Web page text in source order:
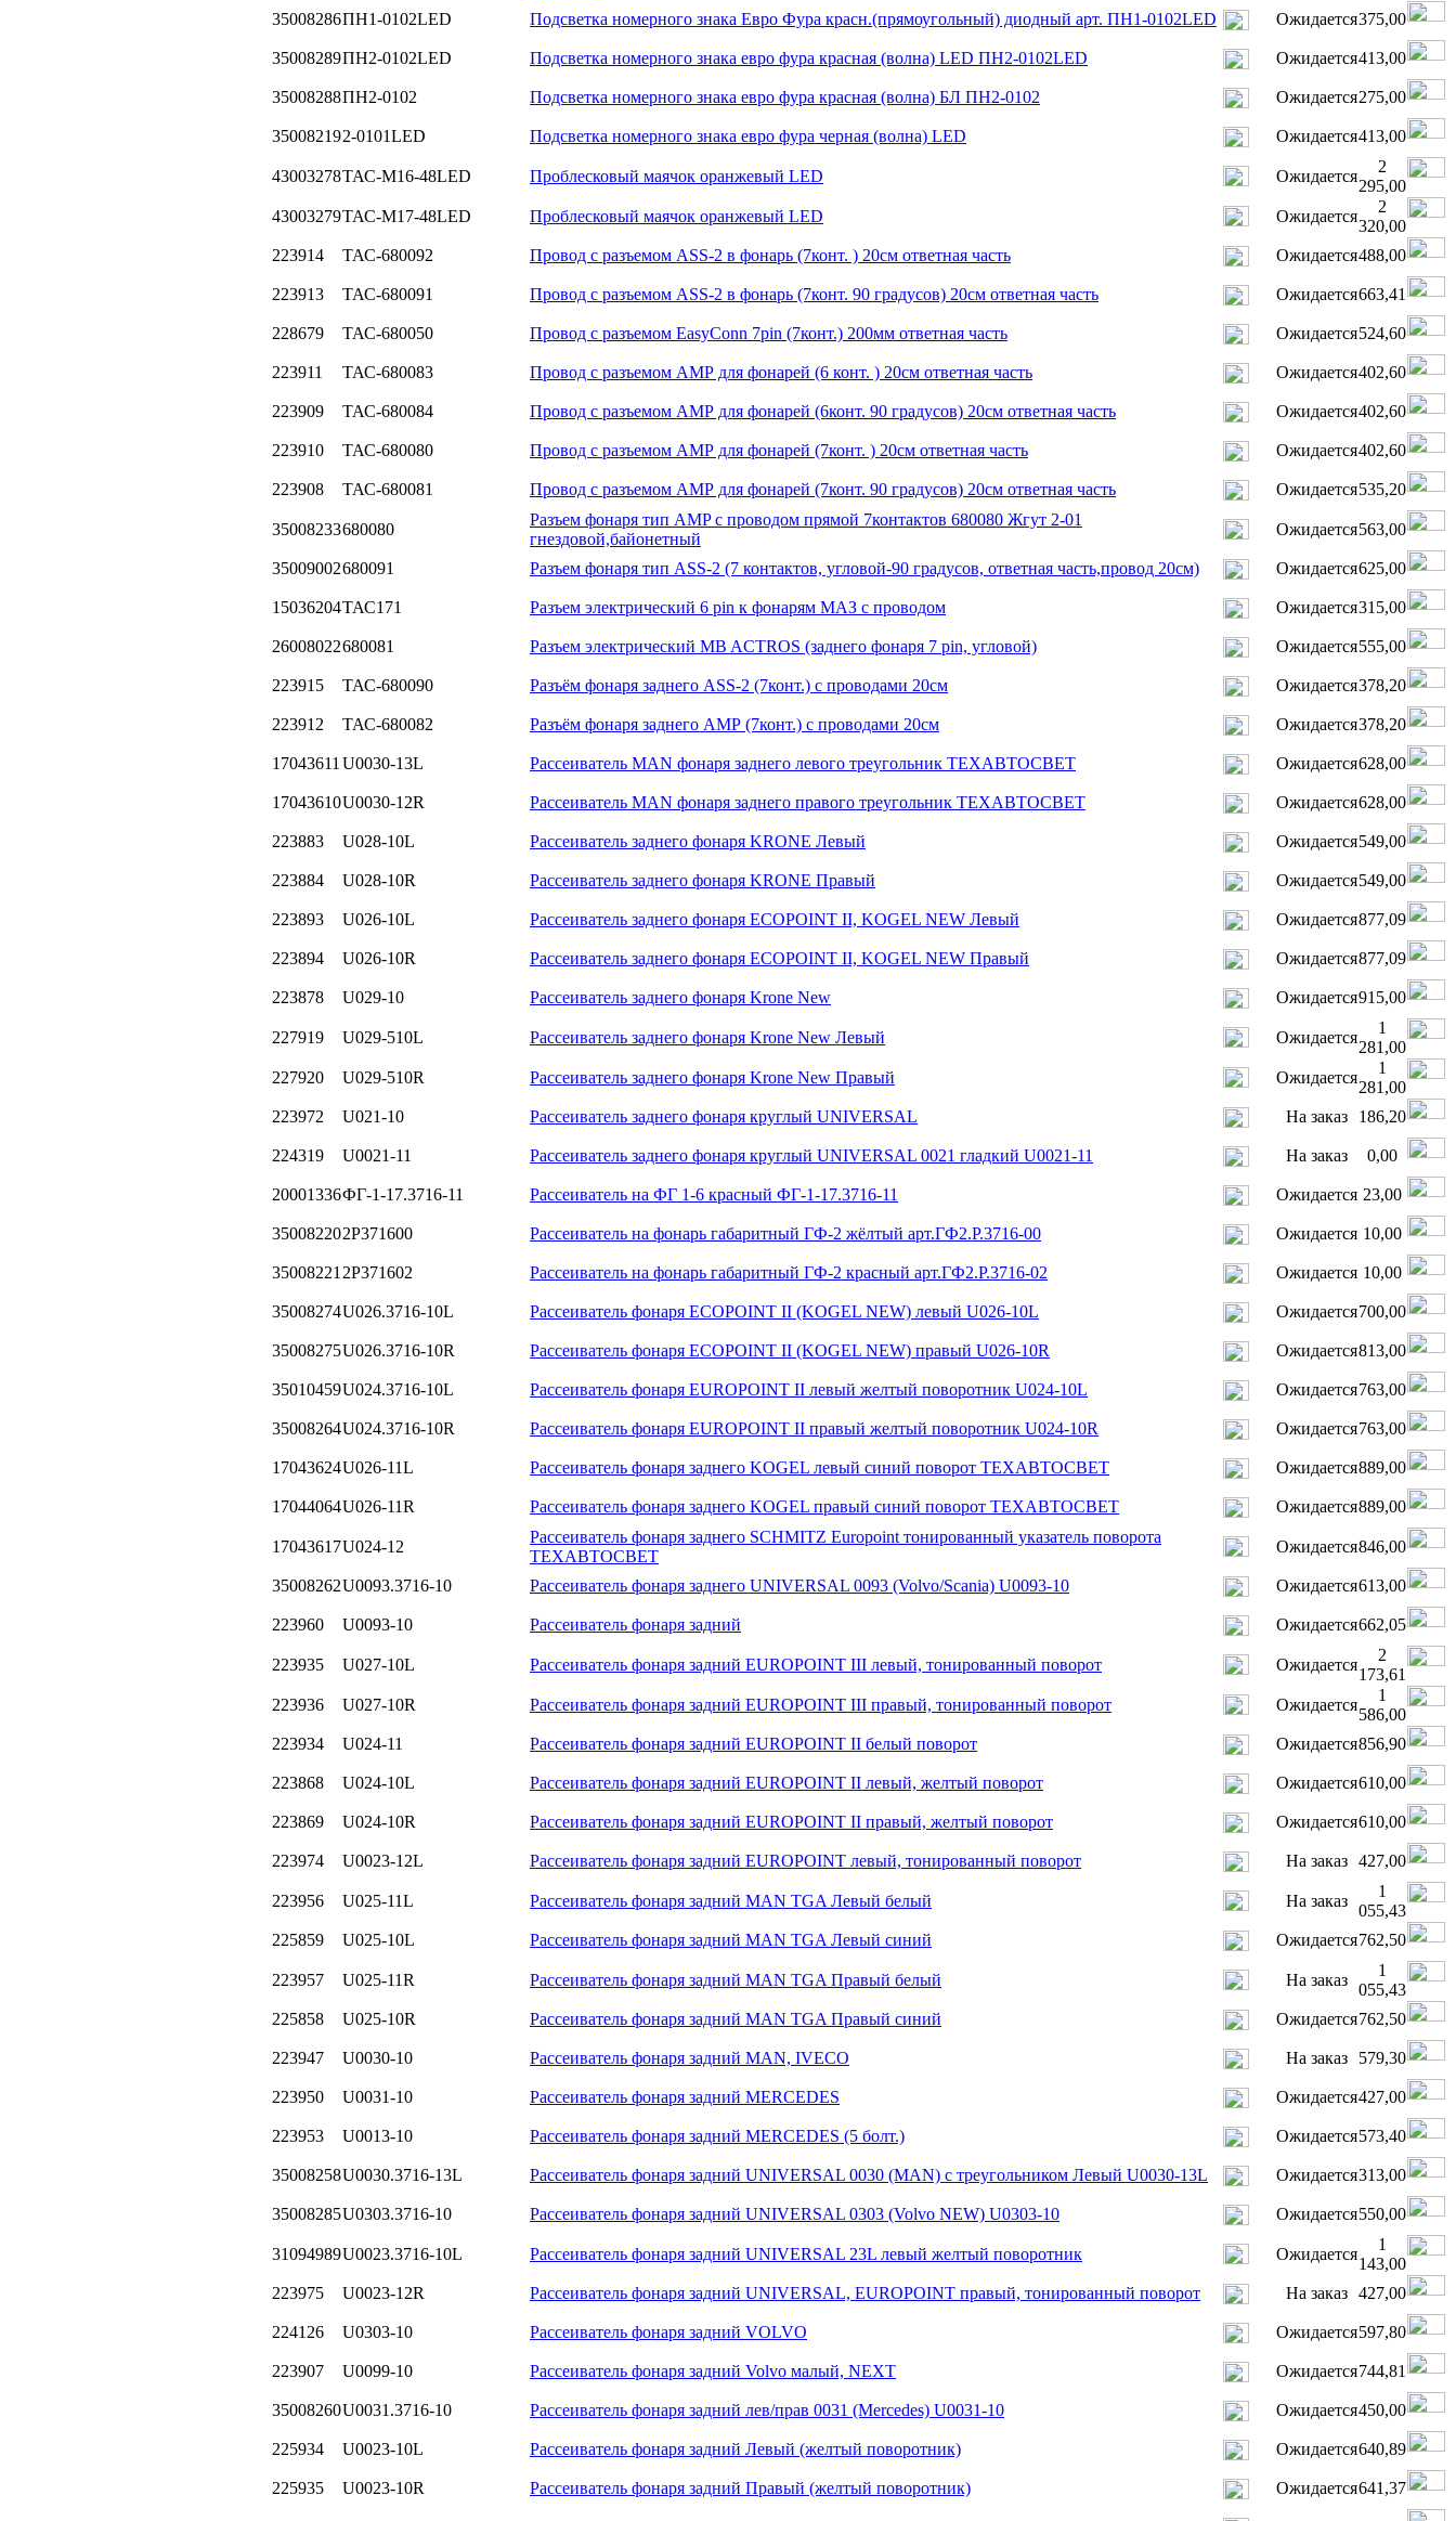
35008286ПН1-0102LED Подсветка номерного знака Евро Фура красн.(прямоугольный) диодный арт. ПН1-0102LED Ожидается375,00
35008289ПН2-0102LED Подсветка номерного знака евро фура красная (волна) LED ПН2-0102LED Ожидается413,00
35008288ПН2-0102 Подсветка номерного знака евро фура красная (волна) БЛ ПН2-0102 Ожидается275,00
350082192-0101LED Подсветка номерного знака евро фура черная (волна) LED Ожидается413,00
43003278ТАС-М16-48LED Проблесковый маячок оранжевый LED Ожидается
2
295,00
43003279ТАС-М17-48LED Проблесковый маячок оранжевый LED Ожидается
2
320,00
223914
ТАС-680092 Провод с разъемом ASS-2 в фонарь (7конт. ) 20см ответная часть Ожидается488,00
223913 ТАС-680091 Провод с разъемом ASS-2 в фонарь (7конт. 90 градусов) 20см ответная часть Ожидается663,41
228679 ТАС-680050 Провод с разъемом EasyConn 7pin (7конт.) 200мм ответная часть Ожидается524,60
223911 ТАС-680083 Провод с разъемом АМР для фонарей (6 конт. ) 20см ответная часть Ожидается402,60
223909 ТАС-680084 Провод с разъемом АМР для фонарей (6конт. 90 градусов) 20см ответная часть Ожидается402,60
223910 ТАС-680080 Провод с разъемом АМР для фонарей (7конт. ) 20см ответная часть Ожидается402,60
223908 ТАС-680081 Провод с разъемом АМР для фонарей (7конт. 90 градусов) 20см ответная часть Ожидается535,20
35008233680080
Разъем фонаря тип AMP с проводом прямой 7контактов 680080 Жгут 2-01
гнездовой,байонетный
Ожидается563,00
35009002680091 Разъем фонаря тип ASS-2 (7 контактов, угловой-90 градусов, ответная часть,провод 20см) Ожидается625,00
15036204ТАС171 Разъем электрический 6 pin к фонарям МАЗ с проводом Ожидается315,00
26008022680081 Разъем электрический MB ACTROS (заднего фонаря 7 pin, угловой) Ожидается555,00
223915 ТАС-680090 Разъём фонаря заднего ASS-2 (7конт.) с проводами 20см Ожидается378,20
223912 ТАС-680082 Разъём фонаря заднего АМР (7конт.) с проводами 20см Ожидается378,20
17043611 U0030-13L Рассеиватель MAN фонаря заднего левого треугольник ТЕХАВТОСВЕТ Ожидается628,00
17043610U0030-12R Рассеиватель MAN фонаря заднего правого треугольник ТЕХАВТОСВЕТ Ожидается628,00
223883 U028-10L Рассеиватель заднего фонаря KRONE Левый Ожидается549,00
223884 U028-10R Рассеиватель заднего фонаря KRONE Правый Ожидается549,00
223893 U026-10L Рассеиватель заднего фонаря ECOPOINT II, KOGEL NEW Левый Ожидается877,09
223894 U026-10R Рассеиватель заднего фонаря ECOPOINT II, KOGEL NEW Правый Ожидается877,09
223878 U029-10 Рассеиватель заднего фонаря Krone New Ожидается915,00
227919 U029-510L Рассеиватель заднего фонаря Krone New Левый Ожидается
1
281,00
227920
U029-510R Рассеиватель заднего фонаря Krone New Правый Ожидается
1
281,00
223972
U021-10 Рассеиватель заднего фонаря круглый UNIVERSAL На заказ 186,20
224319 U0021-11 Рассеиватель заднего фонаря круглый UNIVERSAL 0021 гладкий U0021-11 На заказ 0,00
20001336ФГ-1-17.3716-11 Рассеиватель на ФГ 1-6 красный ФГ-1-17.3716-11 Ожидается 23,00
350082202P371600 Рассеиватель на фонарь габаритный ГФ-2 жёлтый арт.ГФ2.Р.3716-00 Ожидается 10,00
35008221 2P371602 Рассеиватель на фонарь габаритный ГФ-2 красный арт.ГФ2.Р.3716-02 Ожидается 10,00
35008274U026.3716-10L Рассеиватель фонаря ECOPOINT II (KOGEL NEW) левый U026-10L Ожидается700,00
35008275U026.3716-10R Рассеиватель фонаря ECOPOINT II (KOGEL NEW) правый U026-10R Ожидается813,00
35010459U024.3716-10L Рассеиватель фонаря EUROPOINT II левый желтый поворотник U024-10L Ожидается763,00
35008264U024.3716-10R Рассеиватель фонаря EUROPOINT II правый желтый поворотник U024-10R Ожидается763,00
17043624U026-11L Рассеиватель фонаря заднего KOGEL левый синий поворот ТЕХАВТОСВЕТ Ожидается889,00
17044064U026-11R Рассеиватель фонаря заднего KOGEL правый синий поворот ТЕХАВТОСВЕТ Ожидается889,00
17043617U024-12
Рассеиватель фонаря заднего SCHMITZ Europoint тонированный указатель поворота
ТЕХАВТОСВЕТ
Ожидается846,00
35008262U0093.3716-10 Рассеиватель фонаря заднего UNIVERSAL 0093 (Volvo/Scania) U0093-10 Ожидается613,00
223960 U0093-10 Рассеиватель фонаря задний Ожидается662,05
223935 U027-10L Рассеиватель фонаря задний EUROPOINT III левый, тонированный поворот Ожидается
2
173,61
223936
U027-10R Рассеиватель фонаря задний EUROPOINT III правый, тонированный поворот Ожидается
1
586,00
223934
U024-11 Рассеиватель фонаря задний EUROPOINT II белый поворот Ожидается856,90
223868 U024-10L Рассеиватель фонаря задний EUROPOINT II левый, желтый поворот Ожидается610,00
223869 U024-10R Рассеиватель фонаря задний EUROPOINT II правый, желтый поворот Ожидается610,00
223974 U0023-12L Рассеиватель фонаря задний EUROPOINT левый, тонированный поворот На заказ 427,00
223956 U025-11L Рассеиватель фонаря задний MAN TGA Левый белый На заказ
1
055,43
225859
U025-10L Рассеиватель фонаря задний MAN TGA Левый синий Ожидается762,50
223957 U025-11R Рассеиватель фонаря задний MAN TGA Правый белый На заказ
1
055,43
225858
U025-10R Рассеиватель фонаря задний MAN TGA Правый синий Ожидается762,50
223947 U0030-10 Рассеиватель фонаря задний MAN, IVECO На заказ 579,30
223950 U0031-10 Рассеиватель фонаря задний MERCEDES Ожидается427,00
223953 U0013-10 Рассеиватель фонаря задний MERCEDES (5 болт.) Ожидается573,40
35008258U0030.3716-13L Рассеиватель фонаря задний UNIVERSAL 0030 (MAN) с треугольником Левый U0030-13L Ожидается313,00
35008285U0303.3716-10 Рассеиватель фонаря задний UNIVERSAL 0303 (Volvo NEW) U0303-10 Ожидается550,00
31094989U0023.3716-10L Рассеиватель фонаря задний UNIVERSAL 23L левый желтый поворотник Ожидается
1
143,00
223975
U0023-12R Рассеиватель фонаря задний UNIVERSAL, EUROPOINT правый, тонированный поворот На заказ 427,00
224126 U0303-10 Рассеиватель фонаря задний VOLVO Ожидается597,80
223907 U0099-10 Рассеиватель фонаря задний Volvo малый, NEXT Ожидается744,81
35008260U0031.3716-10 Рассеиватель фонаря задний лев/прав 0031 (Mercedes) U0031-10 Ожидается450,00
225934 U0023-10L Рассеиватель фонаря задний Левый (желтый поворотник) Ожидается640,89
225935 U0023-10R Рассеиватель фонаря задний Правый (желтый поворотник) Ожидается641,37